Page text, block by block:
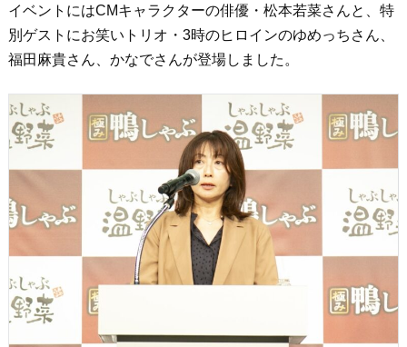
イベントにはCMキャラクターの俳優・松本若菜さんと、特
別ゲストにお笑いトリオ・3時のヒロインのゆめっちさん、
福田麻貴さん、かなでさんが登場しました。